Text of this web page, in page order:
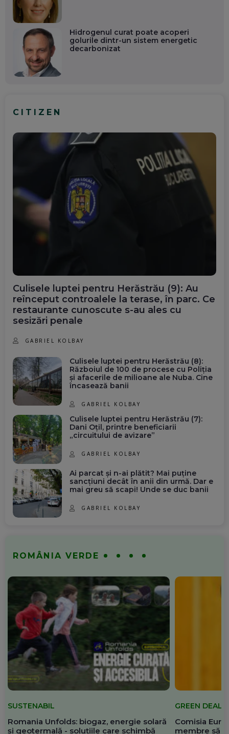
Hidrogenul curat poate acoperi
golurile dintr-un sistem energetic
decarbonizat
CITIZEN
Culisele luptei pentru Herăstrău (9): Au
reînceput controalele la terase, în parc. Ce
restaurante cunoscute s-au ales cu
sesizări penale
GABRIEL KOLBAY
Culisele luptei pentru Herăstrău (8):
Războiul de 100 de procese cu Poliția
și afacerile de milioane ale Nuba. Cine
încasează banii
GABRIEL KOLBAY
Culisele luptei pentru Herăstrău (7):
Dani Oțil, printre beneficiarii
„circuitului de avizare”
GABRIEL KOLBAY
Ai parcat și n-ai plătit? Mai puține
sancțiuni decât în anii din urmă. Dar e
mai greu să scapi! Unde se duc banii
GABRIEL KOLBAY
ROMÂNIA VERDE
SUSTENABIL
Romania Unfolds: biogaz, energie solară
și geotermală - soluțiile care schimbă
GREEN DEAL
Comisia
membre să